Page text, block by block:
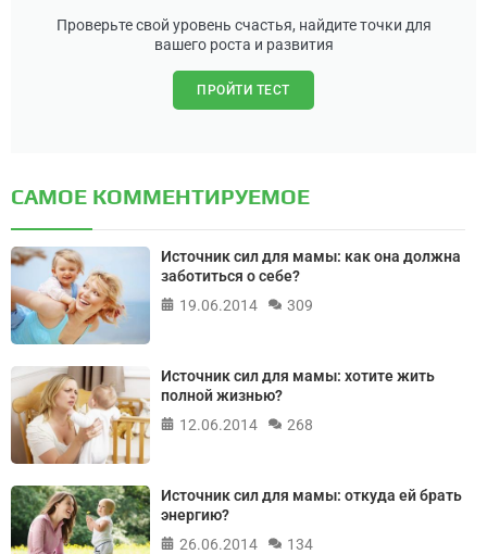
Проверьте свой уровень счастья, найдите точки для
вашего роста и развития
ПРОЙТИ ТЕСТ
САМОЕ КОММЕНТИРУЕМОЕ
Источник сил для мамы: как она должна
заботиться о себе?
19.06.2014
309
Источник сил для мамы: хотите жить
полной жизнью?
12.06.2014
268
Источник сил для мамы: откуда ей брать
энергию?
26.06.2014
134